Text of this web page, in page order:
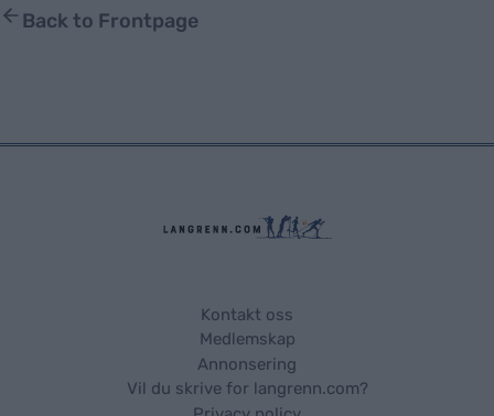
Back to Frontpage
Kontakt oss
Medlemskap
Annonsering
Vil du skrive for langrenn.com?